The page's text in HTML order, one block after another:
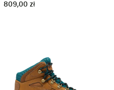
809,00 zł